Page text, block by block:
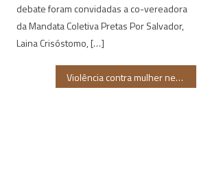
debate foram convidadas a co-vereadora
da Mandata Coletiva Pretas Por Salvador,
Laina Crisóstomo, […]
Violência contra mulher negra: maioria dos casos começa na juventude